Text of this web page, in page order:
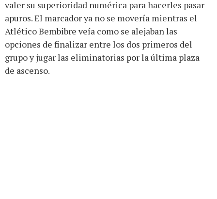
valer su superioridad numérica para hacerles pasar
apuros. El marcador ya no se movería mientras el
Atlético Bembibre veía como se alejaban las
opciones de finalizar entre los dos primeros del
grupo y jugar las eliminatorias por la última plaza
de ascenso.